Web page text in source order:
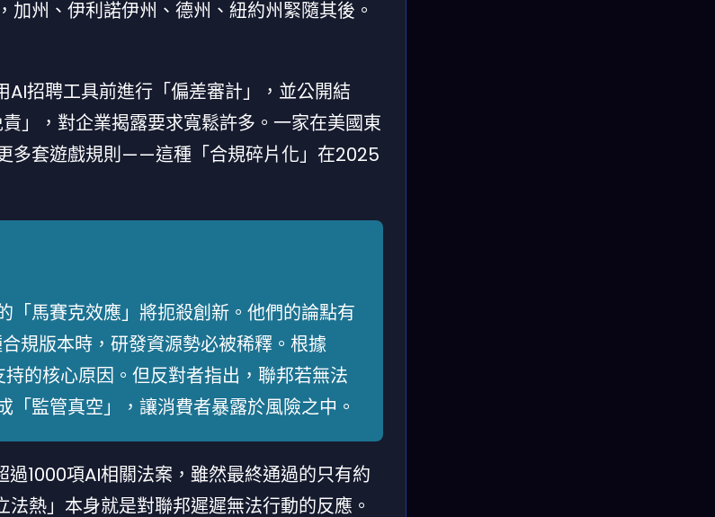
州、伊利諾伊州、德州、紐約州緊隨其後。
招聘工具前進行「偏差審計」，並公開結
」，對企業揭露要求寬鬆許多。一家在美國東
多套遊戲規則——這種「合規碎片化」在2025
「馬賽克效應」將扼殺創新。他們的論點有
規版本時，研發資源勢必被稀釋。根據
的核心原因。但反對者指出，聯邦若無法
監管真空」，讓消費者暴露於風險之中。
1000項AI相關法案，雖然最終通過的只有約
熱」本身就是對聯邦遲遲無法行動的反應。